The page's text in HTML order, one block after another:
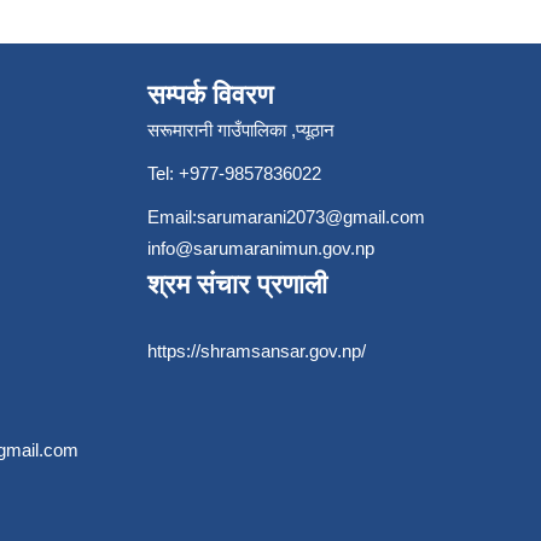
सम्पर्क विवरण
सरूमारानी गाउँपालिका ,प्यूठान
Tel: +977-9857836022
Email:sarumarani2073@gmail.com
info@sarumaranimun.gov.np
श्रम संचार प्रणाली
https://shramsansar.gov.np/